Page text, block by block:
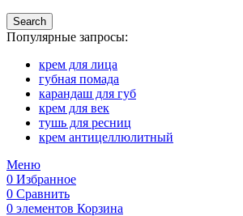
Search
Популярные запросы:
крем для лица
губная помада
карандаш для губ
крем для век
тушь для ресниц
крем антицеллюлитный
Меню
0 Избранное
0 Сравнить
0 элементов Корзина